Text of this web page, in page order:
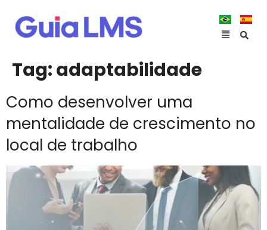
Tag:adaptabilidade
Como desenvolver uma
mentalidade de crescimento no
local de trabalho